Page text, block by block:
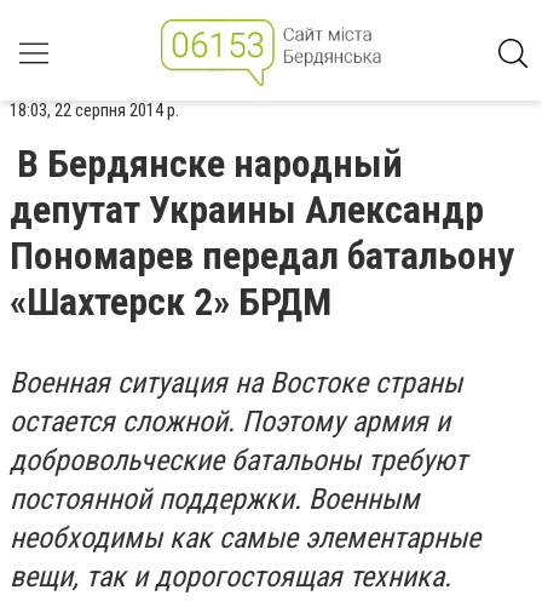
18:03, 22 серпня 2014 р.
В Бердянске народный
депутат Украины Александр
Пономарев передал батальону
«Шахтерск 2» БРДМ
Военная ситуация на Востоке страны
остается сложной. Поэтому армия и
добровольческие батальоны требуют
постоянной поддержки. Военным
необходимы как самые элементарные
вещи, так и дорогостоящая техника.